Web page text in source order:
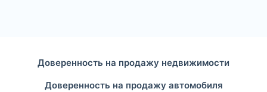
Доверенность на продажу недвижимости
Доверенность на продажу автомобиля